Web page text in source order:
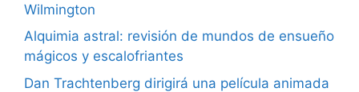
Wilmington
Alquimia astral: revisión de mundos de ensueño
mágicos y escalofriantes
Dan Trachtenberg dirigirá una película animada